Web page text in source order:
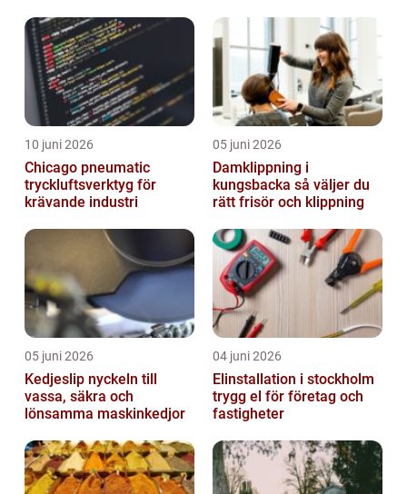
10 juni 2026
Chicago pneumatic
tryckluftsverktyg för
krävande industri
05 juni 2026
Damklippning i
kungsbacka så väljer du
rätt frisör och klippning
05 juni 2026
Kedjeslip nyckeln till
vassa, säkra och
lönsamma maskinkedjor
04 juni 2026
Elinstallation i stockholm
trygg el för företag och
fastigheter